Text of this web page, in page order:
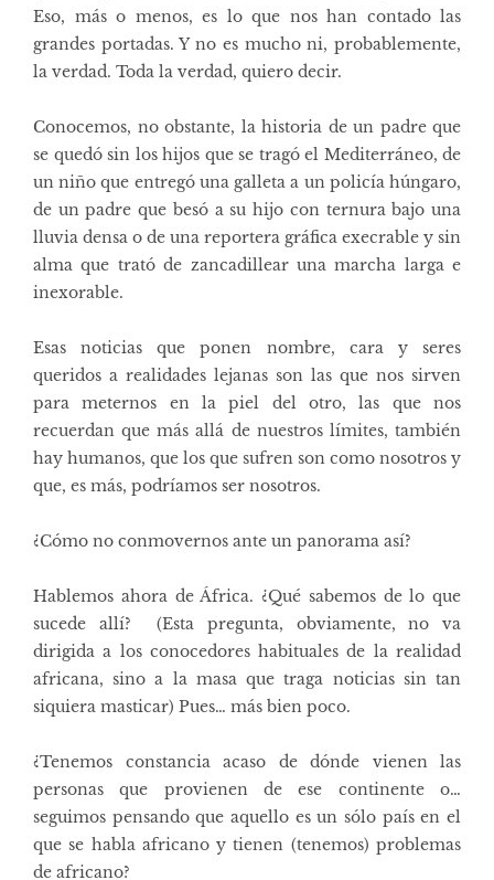
Eso, más o menos, es lo que nos han contado las
grandes portadas. Y no es mucho ni, probablemente,
la verdad. Toda la verdad, quiero decir.
Conocemos, no obstante, la historia de un padre que
se quedó sin los hijos que se tragó el Mediterráneo, de
un niño que entregó una galleta a un policía húngaro,
de un padre que besó a su hijo con ternura bajo una
lluvia densa o de una reportera gráfica execrable y sin
alma que trató de zancadillear una marcha larga e
inexorable.
Esas noticias que ponen nombre, cara y seres
queridos a realidades lejanas son las que nos sirven
para meternos en la piel del otro, las que nos
recuerdan que más allá de nuestros límites, también
hay humanos, que los que sufren son como nosotros y
que, es más, podríamos ser nosotros.
¿Cómo no conmovernos ante un panorama así?
Hablemos ahora de África. ¿Qué sabemos de lo que
sucede allí? (Esta pregunta, obviamente, no va
dirigida a los conocedores habituales de la realidad
africana, sino a la masa que traga noticias sin tan
siquiera masticar) Pues… más bien poco.
¿Tenemos constancia acaso de dónde vienen las
personas que provienen de ese continente o…
seguimos pensando que aquello es un sólo país en el
que se habla africano y tienen (tenemos) problemas
de africano?